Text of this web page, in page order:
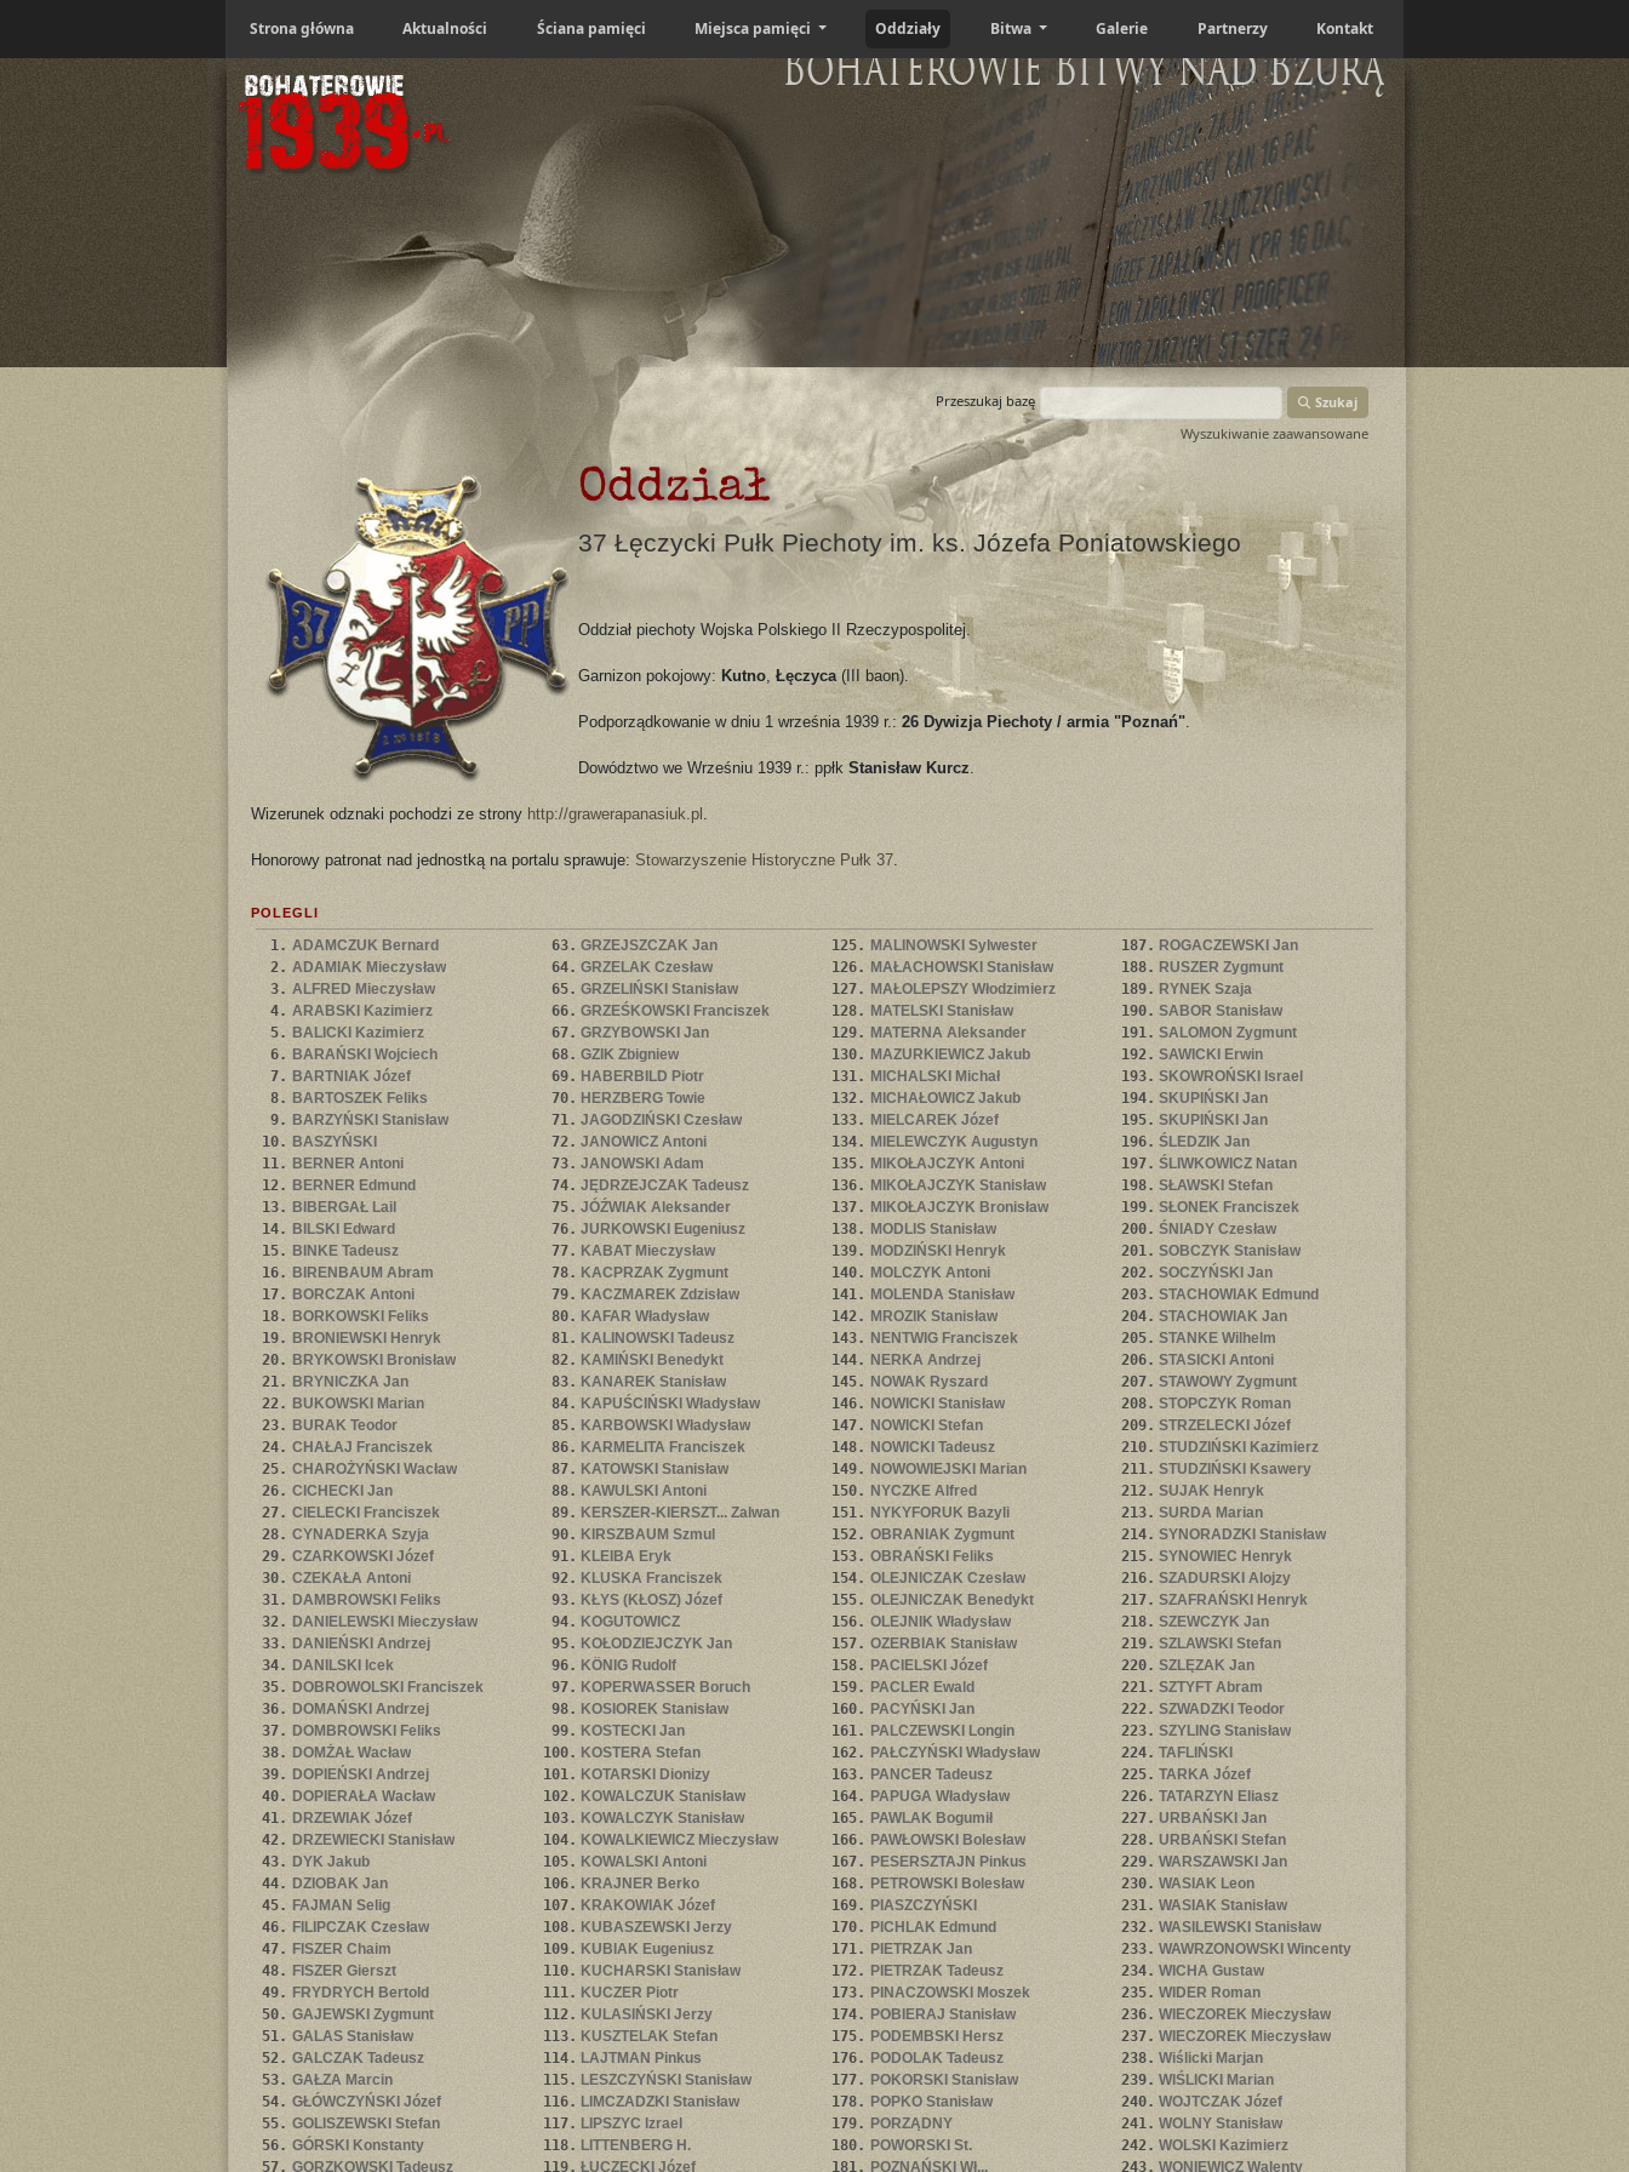
Strona główna Aktualności Ściana pamięci Miejsca pamięci Oddziały Bitwa Galerie Partnerzy Kontakt
Bohaterowie Bitwy nad Bzurą
Przeszukaj bazę
Szukaj
Wyszukiwanie zaawansowane
Oddział
37 Łęczycki Pułk Piechoty im. ks. Józefa Poniatowskiego
Oddział piechoty Wojska Polskiego II Rzeczypospolitej.
Garnizon pokojowy: Kutno Łęczyca (III baon).
Podporządkowanie w dniu 1 września 1939 r.: 26 Dywizja Piechoty / armia "Poznań"
Dowództwo we Wrześniu 1939 r.: ppłk Stanisław Kurcz
Wizerunek odznaki pochodzi ze strony http://grawerapanasiuk.pl
Honorowy patronat nad jednostką na portalu sprawuje: Stowarzyszenie Historyczne Pułk 37
POLEGLI
1. ADAMCZUK Bernard
2. ADAMIAK Mieczysław
3. ALFRED Mieczysław
4. ARABSKI Kazimierz
5. BALICKI Kazimierz
6. BARAŃSKI Wojciech
7. BARTNIAK Józef
8. BARTOSZEK Feliks
9. BARZYŃSKI Stanisław
10. BASZYŃSKI
11. BERNER Antoni
12. BERNER Edmund
13. BIBERGAŁ Lail
14. BILSKI Edward
15. BINKE Tadeusz
16. BIRENBAUM Abram
17. BORCZAK Antoni
18. BORKOWSKI Feliks
19. BRONIEWSKI Henryk
20. BRYKOWSKI Bronisław
21. BRYNICZKA Jan
22. BUKOWSKI Marian
23. BURAK Teodor
24. CHAŁAJ Franciszek
25. CHAROŻYŃSKI Wacław
26. CICHECKI Jan
27. CIELECKI Franciszek
28. CYNADERKA Szyja
29. CZARKOWSKI Józef
30. CZEKAŁA Antoni
31. DAMBROWSKI Feliks
32. DANIELEWSKI Mieczysław
33. DANIEŃSKI Andrzej
34. DANILSKI Icek
35. DOBROWOLSKI Franciszek
36. DOMAŃSKI Andrzej
37. DOMBROWSKI Feliks
38. DOMŻAŁ Wacław
39. DOPIEŃSKI Andrzej
40. DOPIERAŁA Wacław
41. DRZEWIAK Józef
42. DRZEWIECKI Stanisław
43. DYK Jakub
44. DZIOBAK Jan
45. FAJMAN Selig
46. FILIPCZAK Czesław
47. FISZER Chaim
48. FISZER Gierszt
49. FRYDRYCH Bertold
50. GAJEWSKI Zygmunt
51. GALAS Stanisław
52. GALCZAK Tadeusz
53. GAŁZA Marcin
54. GŁÓWCZYŃSKI Józef
55. GOLISZEWSKI Stefan
56. GÓRSKI Konstanty
57. GORZKOWSKI Tadeusz
63. GRZEJSZCZAK Jan
64. GRZELAK Czesław
65. GRZELIŃSKI Stanisław
66. GRZEŚKOWSKI Franciszek
67. GRZYBOWSKI Jan
68. GZIK Zbigniew
69. HABERBILD Piotr
70. HERZBERG Towie
71. JAGODZIŃSKI Czesław
72. JANOWICZ Antoni
73. JANOWSKI Adam
74. JĘDRZEJCZAK Tadeusz
75. JÓŹWIAK Aleksander
76. JURKOWSKI Eugeniusz
77. KABAT Mieczysław
78. KACPRZAK Zygmunt
79. KACZMAREK Zdzisław
80. KAFAR Władysław
81. KALINOWSKI Tadeusz
82. KAMIŃSKI Benedykt
83. KANAREK Stanisław
84. KAPUŚCIŃSKI Władysław
85. KARBOWSKI Władysław
86. KARMELITA Franciszek
87. KATOWSKI Stanisław
88. KAWULSKI Antoni
89. KERSZER-KIERSZT... Zalwan
90. KIRSZBAUM Szmul
91. KLEIBA Eryk
92. KLUSKA Franciszek
93. KŁYS (KŁOSZ) Józef
94. KOGUTOWICZ
95. KOŁODZIEJCZYK Jan
96. KÖNIG Rudolf
97. KOPERWASSER Boruch
98. KOSIOREK Stanisław
99. KOSTECKI Jan
100. KOSTERA Stefan
101. KOTARSKI Dionizy
102. KOWALCZUK Stanisław
103. KOWALCZYK Stanisław
104. KOWALKIEWICZ Mieczysław
105. KOWALSKI Antoni
106. KRAJNER Berko
107. KRAKOWIAK Józef
108. KUBASZEWSKI Jerzy
109. KUBIAK Eugeniusz
110. KUCHARSKI Stanisław
111. KUCZER Piotr
112. KULASIŃSKI Jerzy
113. KUSZTELAK Stefan
114. LAJTMAN Pinkus
115. LESZCZYŃSKI Stanisław
116. LIMCZADZKI Stanisław
117. LIPSZYC Izrael
118. LITTENBERG H.
119. ŁUCZECKI Józef
125. MALINOWSKI Sylwester
126. MAŁACHOWSKI Stanisław
127. MAŁOLEPSZY Włodzimierz
128. MATELSKI Stanisław
129. MATERNA Aleksander
130. MAZURKIEWICZ Jakub
131. MICHALSKI Michał
132. MICHAŁOWICZ Jakub
133. MIELCAREK Józef
134. MIELEWCZYK Augustyn
135. MIKOŁAJCZYK Antoni
136. MIKOŁAJCZYK Stanisław
137. MIKOŁAJCZYK Bronisław
138. MODLIS Stanisław
139. MODZIŃSKI Henryk
140. MOLCZYK Antoni
141. MOLENDA Stanisław
142. MROZIK Stanisław
143. NENTWIG Franciszek
144. NERKA Andrzej
145. NOWAK Ryszard
146. NOWICKI Stanisław
147. NOWICKI Stefan
148. NOWICKI Tadeusz
149. NOWOWIEJSKI Marian
150. NYCZKE Alfred
151. NYKYFORUK Bazyli
152. OBRANIAK Zygmunt
153. OBRAŃSKI Feliks
154. OLEJNICZAK Czesław
155. OLEJNICZAK Benedykt
156. OLEJNIK Władysław
157. OZERBIAK Stanisław
158. PACIELSKI Józef
159. PACLER Ewald
160. PACYŃSKI Jan
161. PALCZEWSKI Longin
162. PAŁCZYŃSKI Władysław
163. PANCER Tadeusz
164. PAPUGA Władysław
165. PAWLAK Bogumił
166. PAWŁOWSKI Bolesław
167. PESERSZTAJN Pinkus
168. PETROWSKI Bolesław
169. PIASZCZYŃSKI
170. PICHLAK Edmund
171. PIETRZAK Jan
172. PIETRZAK Tadeusz
173. PINACZOWSKI Moszek
174. POBIERAJ Stanisław
175. PODEMBSKI Hersz
176. PODOLAK Tadeusz
177. POKORSKI Stanisław
178. POPKO Stanisław
179. PORZĄDNY
180. POWORSKI St.
181. POZNAŃSKI Wł...
187. ROGACZEWSKI Jan
188. RUSZER Zygmunt
189. RYNEK Szaja
190. SABOR Stanisław
191. SALOMON Zygmunt
192. SAWICKI Erwin
193. SKOWROŃSKI Israel
194. SKUPIŃSKI Jan
195. SKUPIŃSKI Jan
196. ŚLEDZIK Jan
197. ŚLIWKOWICZ Natan
198. SŁAWSKI Stefan
199. SŁONEK Franciszek
200. ŚNIADY Czesław
201. SOBCZYK Stanisław
202. SOCZYŃSKI Jan
203. STACHOWIAK Edmund
204. STACHOWIAK Jan
205. STANKE Wilhelm
206. STASICKI Antoni
207. STAWOWY Zygmunt
208. STOPCZYK Roman
209. STRZELECKI Józef
210. STUDZIŃSKI Kazimierz
211. STUDZIŃSKI Ksawery
212. SUJAK Henryk
213. SURDA Marian
214. SYNORADZKI Stanisław
215. SYNOWIEC Henryk
216. SZADURSKI Alojzy
217. SZAFRAŃSKI Henryk
218. SZEWCZYK Jan
219. SZLAWSKI Stefan
220. SZLĘZAK Jan
221. SZTYFT Abram
222. SZWADZKI Teodor
223. SZYLING Stanisław
224. TAFLIŃSKI
225. TARKA Józef
226. TATARZYN Eliasz
227. URBAŃSKI Jan
228. URBAŃSKI Stefan
229. WARSZAWSKI Jan
230. WASIAK Leon
231. WASIAK Stanisław
232. WASILEWSKI Stanisław
233. WAWRZONOWSKI Wincenty
234. WICHA Gustaw
235. WIDER Roman
236. WIECZOREK Mieczysław
237. WIECZOREK Mieczysław
238. Wiślicki Marjan
239. WIŚLICKI Marian
240. WOJTCZAK Józef
241. WOLNY Stanisław
242. WOLSKI Kazimierz
243. WONIEWICZ Walenty